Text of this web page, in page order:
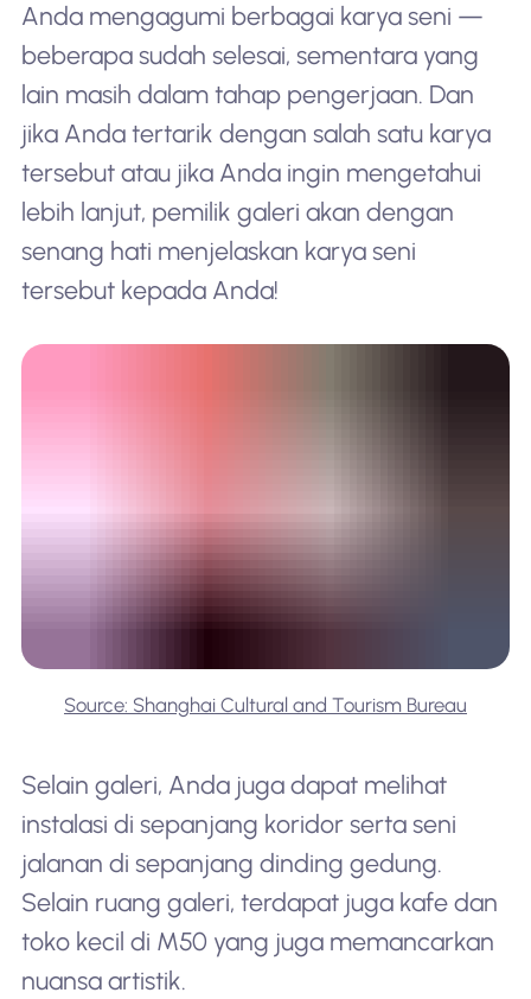
Anda mengagumi berbagai karya seni —
beberapa sudah selesai, sementara yang
lain masih dalam tahap pengerjaan. Dan
jika Anda tertarik dengan salah satu karya
tersebut atau jika Anda ingin mengetahui
lebih lanjut, pemilik galeri akan dengan
senang hati menjelaskan karya seni
tersebut kepada Anda!
Source: Shanghai Cultural and Tourism Bureau
Selain galeri, Anda juga dapat melihat
instalasi di sepanjang koridor serta seni
jalanan di sepanjang dinding gedung.
Selain ruang galeri, terdapat juga kafe dan
toko kecil di M50 yang juga memancarkan
nuansa artistik.